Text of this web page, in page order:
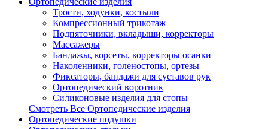
Трости, ходунки, костыли
Компрессионный трикотаж
Подпяточники, вкладыши, корректоры
Массажеры
Бандажы, корсеты, корректоры осанки
Наколенники, голеностопы, ортезы
Фиксаторы, бандажи для суставов рук
Ортопедический воротник
Силиконовые изделия для стопы
Смотреть Все Ортопедические изделия
Ортопедические подушки